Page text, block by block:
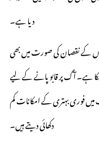
دیا ہے۔
کے نقصان کی صورت میں بھی
ہے۔ آگ پر قابو پانے کے لیے
فوری بہتری کے امکانات کم
دکھائی دیتے ہیں۔